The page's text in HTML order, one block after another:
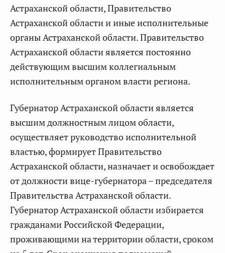
Астраханской области, Правительство
Астраханской области и иные исполнительные
органы Астраханской области. Правительство
Астраханской области является постоянно
действующим высшим коллегиальным
исполнительным органом власти региона.
Губернатор Астраханской области является
высшим должностным лицом области,
осуществляет руководство исполнительной
властью, формирует Правительство
Астраханской области, назначает и освобождает
от должности вице-губернатора – председателя
Правительства Астраханской области.
Губернатор Астраханской области избирается
гражданами Российской Федерации,
проживающими на территории области, сроком